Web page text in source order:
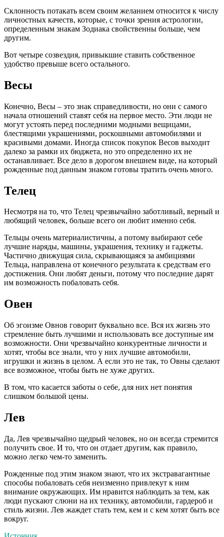
Склонность потакать всем своим желанием относится к числу
личностных качеств, которые, с точки зрения астрологии,
определенным знакам Зодиака свойственны больше, чем
другим.
Вот четыре созвездия, привыкшие ставить собственное
удобство превыше всего остального.
Весы
Конечно, Весы – это знак справедливости, но они с самого
начала отношений ставят себя на первое место. Эти люди не
могут устоять перед последними модными вещицами,
блестящими украшениями, роскошными автомобилями и
красивыми домами. Иногда список покупок Весов выходит
далеко за рамки их бюджета, но это определенно их не
останавливает. Все дело в дорогом внешнем виде, на который
рожденные под данным знаком готовы тратить очень много.
Телец
Несмотря на то, что Телец чрезвычайно заботливый, верный и
любящий человек, больше всего он любит именно себя.
Тельцы очень материалистичны, а потому выбирают себе
лучшие наряды, машины, украшения, технику и гаджеты.
Частично движущая сила, скрывающаяся за амбициями
Тельца, направлена от конечного результата к средствам его
достижения. Они любят деньги, потому что последние дарят
им возможность побаловать себя.
Овен
Об эгоизме Овнов говорит буквально все. Вся их жизнь это
стремление быть лучшими и использовать все доступные им
возможности. Они чрезвычайно конкурентные личности и
хотят, чтобы все знали, что у них лучшие автомобили,
игрушки и жизнь в целом. А если это не так, то Овны сделают
все возможное, чтобы быть не хуже других.
В том, что касается заботы о себе, для них нет понятия
слишком большой цены.
Лев
Да, Лев чрезвычайно щедрый человек, но он всегда стремится
получить свое. И то, что он отдает другим, как правило,
можно легко чем-то заменить.
Рожденные под этим знаком знают, что их экстравагантные
способы побаловать себя неизменно привлекут к ним
внимание окружающих. Им нравится наблюдать за тем, как
люди пускают слюни на их технику, автомобили, гардероб и
стиль жизни. Лев жаждет стать тем, кем и с кем хотят быть все
вокруг.